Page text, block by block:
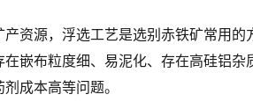
资源，浮选工艺是选别赤铁矿常用
嵌布粒度细、易泥化、存在高硅铝
成本高等问题。